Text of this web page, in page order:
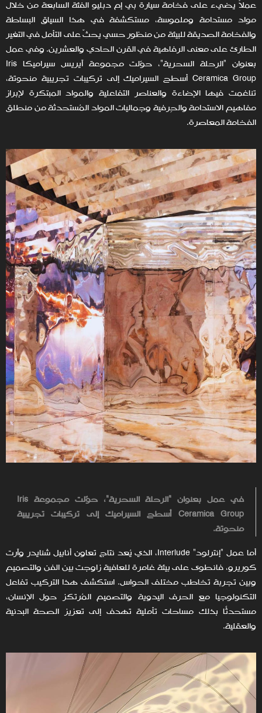
عملاً يضيء على فخامة سيارة بي إم دبليو الفئة السابعة من خلال
مواد مستدامة وملموسة، مستكشفة في هذا السياق البساطة
والفخامة الصديقة للبيئة من منظور حسي يحثّ على التأمل في التغير
الطارئ على معنى الرفاهية في القرن الحادي والعشرين. وفي عمل
بعنوان "الرحلة السحرية"، حوّلت مجموعة آيريس سيراميكا Iris
Ceramica Group أسطح السيراميك إلى تركيبات تجريبية منحوتة،
تناغمت فيها الإضاءة والعناصر التفاعلية والمواد المبتكرة لإبراز
مفاهيم الاستدامة والحِرفية وجماليات المواد المُستحدثة من منطلق
الفخامة المعاصرة.
في عمل بعنوان "الرحلة السحرية"، حوّلت مجموعة Iris
Ceramica Group أسطح السيراميك إلى تركيبات تجريبية
منحوتة.
أما عمل "إنترلود" Interlude، الذي يُعد نتاج تعاون أنابيل شنايدر وآرت
كوريرو، فانطوى على بيئة غامرة للعافية زاوجت بين الفن والتصميم
وبين تجربة تخاطب مختلف الحواس. استكشف هذا التركيب تفاعل
التكنولوجيا مع الحرف اليدوية والتصميم المُرتكز حول الإنسان،
مستحدثًا بذلك مساحات تأملية تهدف إلى تعزيز الصحة البدنية
والعقلية.